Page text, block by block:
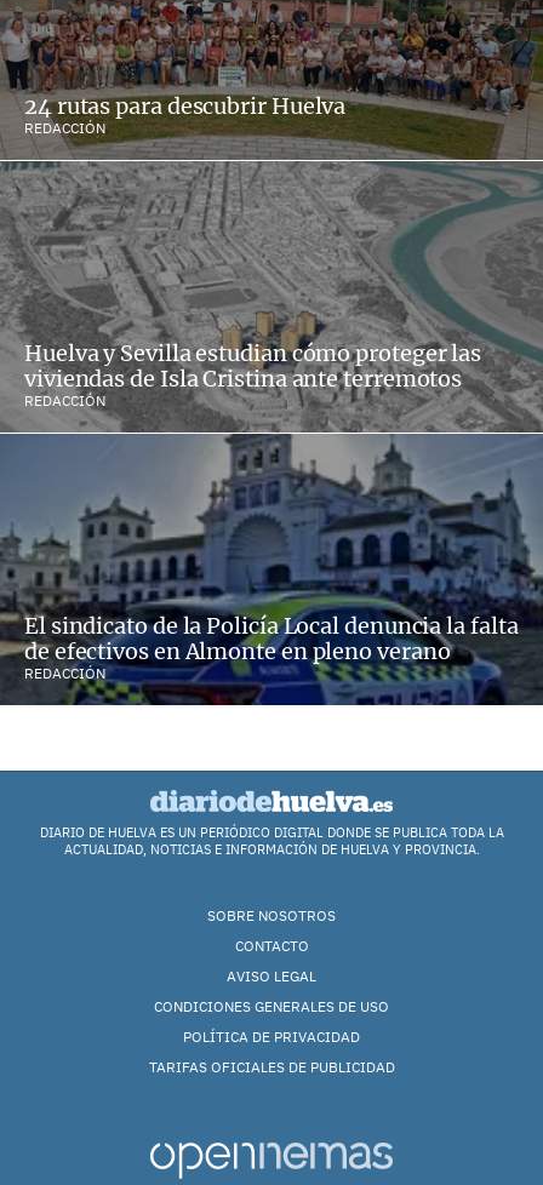
24 rutas para descubrir Huelva
REDACCIÓN
Huelva y Sevilla estudian cómo proteger las
viviendas de Isla Cristina ante terremotos
REDACCIÓN
El sindicato de la Policía Local denuncia la falta
de efectivos en Almonte en pleno verano
REDACCIÓN
DIARIO DE HUELVA ES UN PERIÓDICO DIGITAL DONDE SE PUBLICA TODA LA
ACTUALIDAD, NOTICIAS E INFORMACIÓN DE HUELVA Y PROVINCIA.
SOBRE NOSOTROS
CONTACTO
AVISO LEGAL
CONDICIONES GENERALES DE USO
POLÍTICA DE PRIVACIDAD
TARIFAS OFICIALES DE PUBLICIDAD